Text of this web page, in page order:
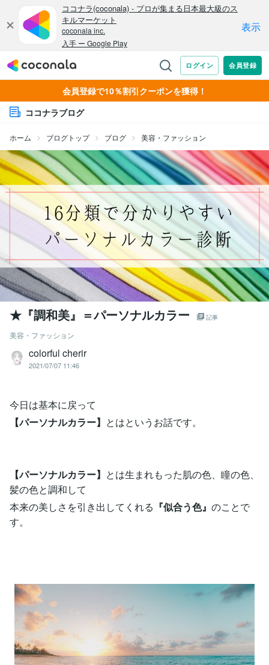
会員登録で10％割引クーポンを獲得！
ココナラブログ
ホーム ブログトップ ブログ 美容・ファッション
★『調和美』＝パーソナルカラー 記事
美容・ファッション
colorful cherir
2021/07/07 11:46
今日は基本に戻って
【パーソナルカラー】 とはというお話です。
【パーソナルカラー】 とは生まれもった肌の色、瞳の色、
髪の色と調和して
本来の美しさを引き出してくれる 『似合う色』 のことで
す。